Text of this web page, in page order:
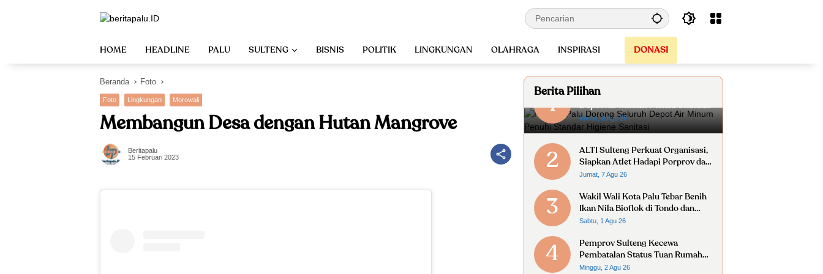
HOME HEADLINE PALU SULTENG BISNIS POLITIK LINGKUNGAN OLAHRAGA INSPIRASI DONASI
Beranda Foto
Foto Lingkungan Morowali
Membangun Desa dengan Hutan Mangrove
Beritapalu
15 Februari 2023
Berita Pilihan
1
Pemkot Palu Dorong Seluruh
Depot Air Minum Penuhi Standar
Higiene Sanitasi
Kamis, 6 Agu 26
2
ALTI Sulteng Perkuat Organisasi,
Siapkan Atlet Hadapi Porprov dan
Kejurnas
Jumat, 7 Agu 26
3
Wakil Wali Kota Palu Tebar Benih
Ikan Nila Bioflok di Tondo dan
Kabonena
Sabtu, 1 Agu 26
4
Pemprov Sulteng Kecewa
Pembatalan Status Tuan Rumah
FORNAS 2027
Minggu, 2 Agu 26